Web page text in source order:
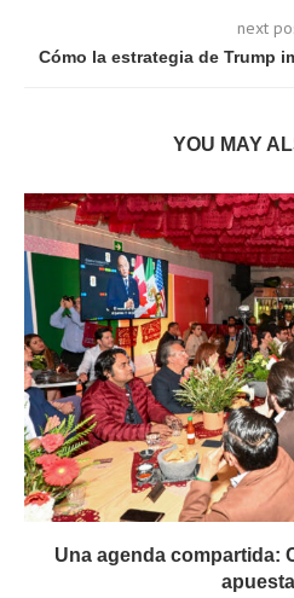
next
Cómo la estrategia de Trump
YOU MAY
Una agenda compartida: